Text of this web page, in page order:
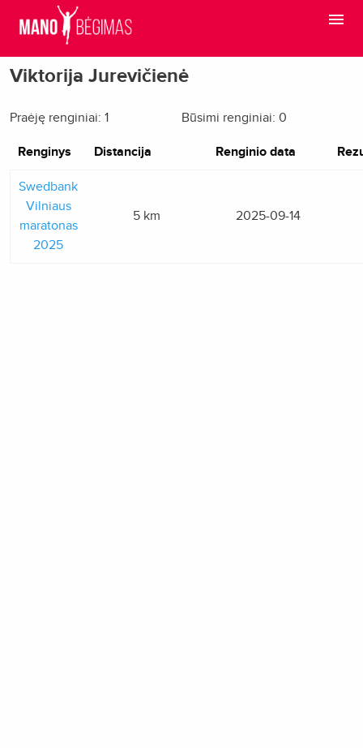
Viktorija Jurevičienė
Praėję renginiai: 1 Būsimi renginiai: 0
Renginys Distancija Renginio data
Swedbank
Vilniaus
maratonas
2025
5 km 2025-09-14